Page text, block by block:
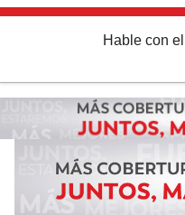
Hable con el